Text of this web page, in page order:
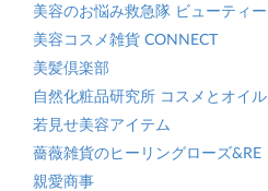
美容のお悩み救急隊 ビューティー
美容コスメ雑貨 CONNECT
美髪倶楽部
自然化粧品研究所 コスメとオイル
若見せ美容アイテム
薔薇雑貨のヒーリングローズ&RE
親愛商事